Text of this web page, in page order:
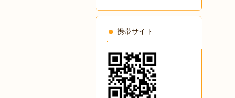
携帯サイト